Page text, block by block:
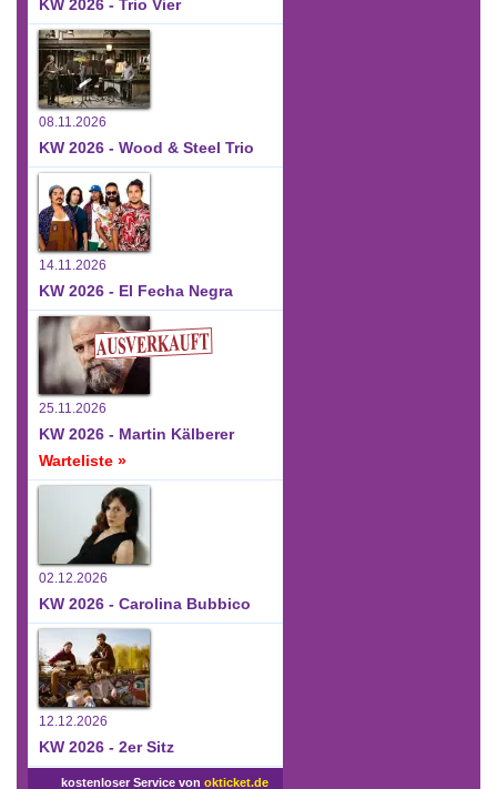
KW 2026 - Trio Vier
08.11.2026
KW 2026 - Wood & Steel Trio
14.11.2026
KW 2026 - El Fecha Negra
25.11.2026
KW 2026 - Martin Kälberer
Warteliste »
02.12.2026
KW 2026 - Carolina Bubbico
12.12.2026
KW 2026 - 2er Sitz
kostenloser Service von okticket.de